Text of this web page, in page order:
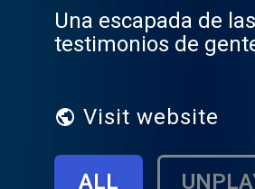
Una escapada de
testimonios de
Visit website
ALL